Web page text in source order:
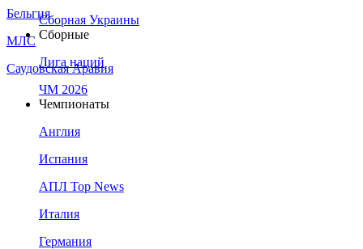
Бельгия
МЛС
Саудовская Аравия
Сборная Украины
Сборные
Лига наций
ЧМ 2026
Чемпионаты
Англия
Испания
АПЛ Top News
Италия
Германия